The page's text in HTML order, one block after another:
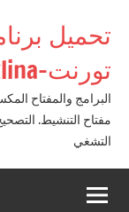
تحميل
تورنت-alkaraklina
مفتاح التنشيط.
التشغي